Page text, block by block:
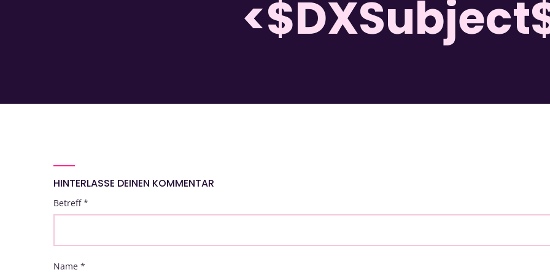
HINTERLASSE DEINEN KOMMENTAR
Betreff*
Name *